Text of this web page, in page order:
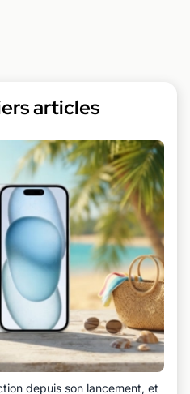
articles
depuis son lancement, et